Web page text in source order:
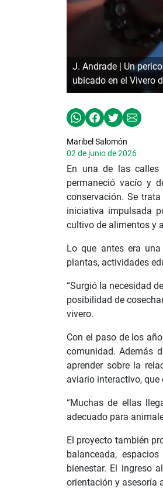
J. Andrade | Un
ubicado en el Vivero
Maribel Salomón
02 de junio de 2026
En una de las calles
permaneció vacío y
conservación. Se
iniciativa impulsada
cultivo de alimentos y
Lo que antes era
plantas, actividades
“Surgió la necesidad
posibilidad de
vivero.
Con el paso de los
comunidad. Además
aprender sobre la
aviario interactivo,
“Muchas de ellas
adecuado para
El proyecto también
balanceada,
bienestar. El ingreso
orientación y asesoría